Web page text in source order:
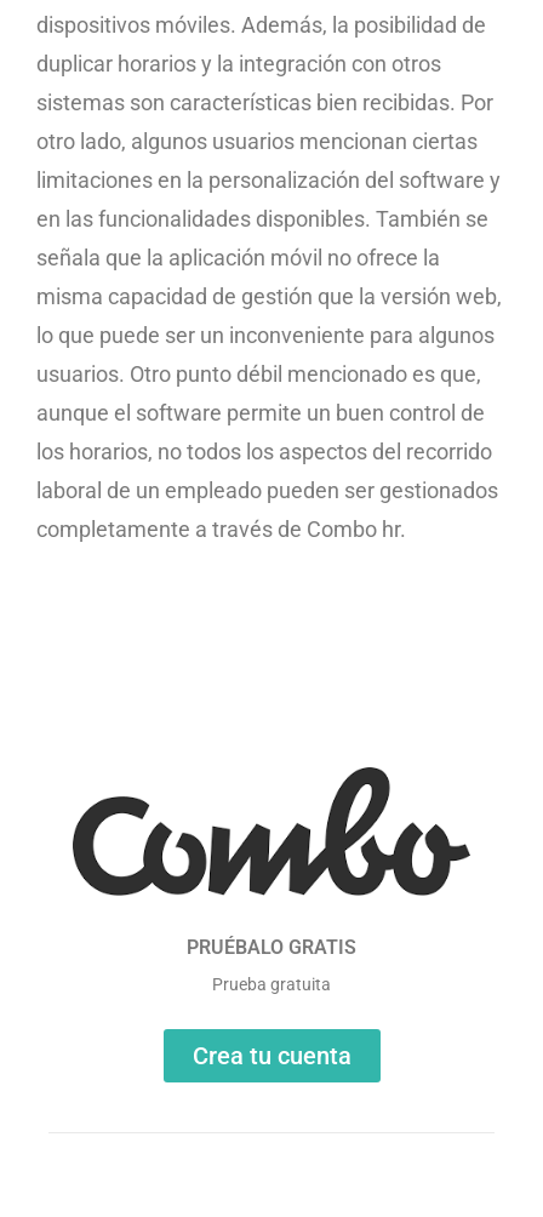
dispositivos móviles. Además, la posibilidad de
duplicar horarios y la integración con otros
sistemas son características bien recibidas. Por
otro lado, algunos usuarios mencionan ciertas
limitaciones en la personalización del software y
en las funcionalidades disponibles. También se
señala que la aplicación móvil no ofrece la
misma capacidad de gestión que la versión web,
lo que puede ser un inconveniente para algunos
usuarios. Otro punto débil mencionado es que,
aunque el software permite un buen control de
los horarios, no todos los aspectos del recorrido
laboral de un empleado pueden ser gestionados
completamente a través de Combo hr.
PRUÉBALO GRATIS
Prueba gratuita
Crea tu cuenta